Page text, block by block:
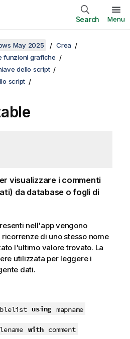
Search Menu
May 2025
Crea
funzioni grafiche
dello script
script
visualizzare i commenti
da database o fogli di
nell'app vengono
di uno stesso nome
l'ultimo valore trovato. La
utilizzata per leggere i
dati.
using mapname
with comment